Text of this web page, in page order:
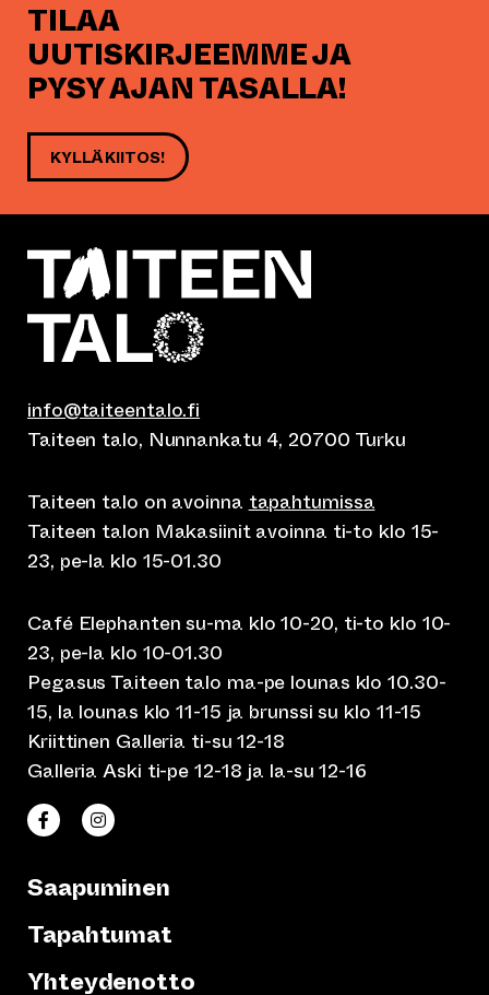
TILAA
UUTISKIRJEEMME JA
PYSY AJAN TASALLA!
KYLLÄ KIITOS!
info@taiteentalo.fi
Taiteen talo, Nunnankatu 4, 20700 Turku
Taiteen talo on avoinna tapahtumissa
Taiteen talon Makasiinit avoinna ti-to klo 15-
23, pe-la klo 15-01.30
Café Elephanten su-ma klo 10-20, ti-to klo 10-
23, pe-la klo 10-01.30
Pegasus Taiteen talo ma-pe lounas klo 10.30-
15, la lounas klo 11-15 ja brunssi su klo 11-15
Kriittinen Galleria ti-su 12-18
Galleria Aski ti-pe 12-18 ja la-su 12-16
Taiteen talo Facebookissa
(siirtyy toiseen verkkopalveluun)
Taiteen talo Instagramissa
(siirtyy toiseen verkkopalveluun)
Saapuminen
Tapahtumat
Yhteydenotto